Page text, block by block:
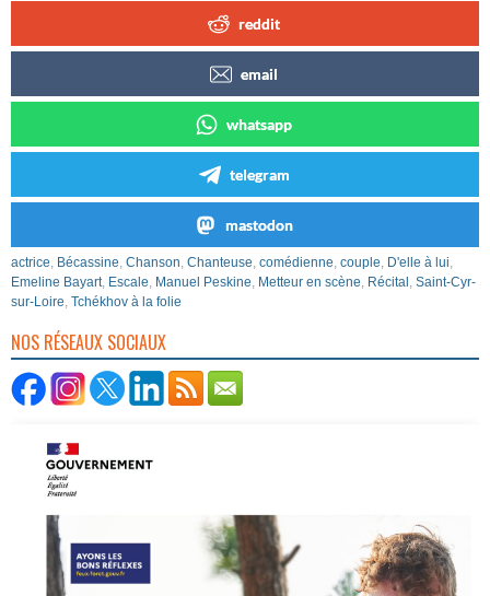
reddit
email
whatsapp
telegram
mastodon
actrice, Bécassine, Chanson, Chanteuse, comédienne, couple, D'elle à lui,
Emeline Bayart, Escale, Manuel Peskine, Metteur en scène, Récital , Saint-Cyr-
sur-Loire, Tchékhov à la folie
NOS RÉSEAUX SOCIAUX